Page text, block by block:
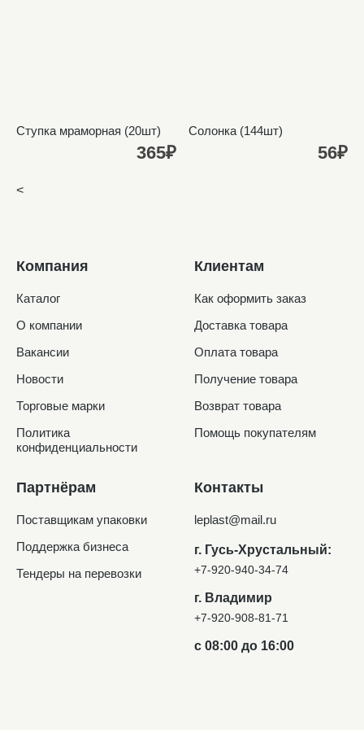
Ступка мраморная (20шт)
365₽
Солонка (144шт)
56₽
<
Компания
Каталог
О компании
Вакансии
Новости
Торговые марки
Политика
конфиденциальности
Клиентам
Как оформить заказ
Доставка товара
Оплата товара
Получение товара
Возврат товара
Помощь покупателям
Партнёрам
Поставщикам упаковки
Поддержка бизнеса
Тендеры на перевозки
Контакты
leplast@mail.ru
г. Гусь-Хрустальный:
+7-920-940-34-74
г. Владимир
+7-920-908-81-71
с 08:00 до 16:00